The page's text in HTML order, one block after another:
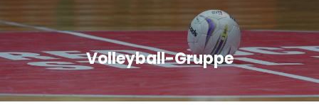
Volleyball-Gruppe